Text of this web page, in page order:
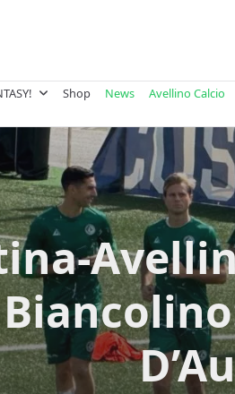
Shop News Avellino Calcio